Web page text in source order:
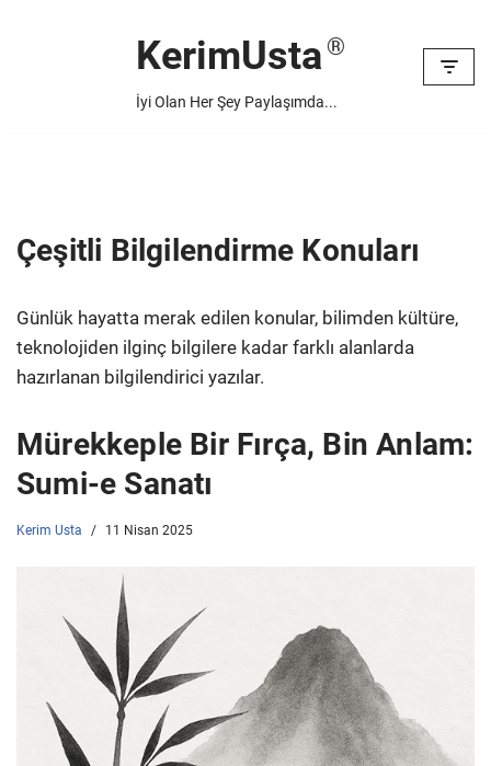
KerimUsta
İyi Olan Her Şey Paylaşımda...
Çeşitli Bilgilendirme Konuları
Günlük hayatta merak edilen konular, bilimden kültüre,
teknolojiden ilginç bilgilere kadar farklı alanlarda
hazırlanan bilgilendirici yazılar.
Mürekkeple Bir Fırça, Bin Anlam:
Sumi-e Sanatı
Kerim Usta 11 Nisan 2025